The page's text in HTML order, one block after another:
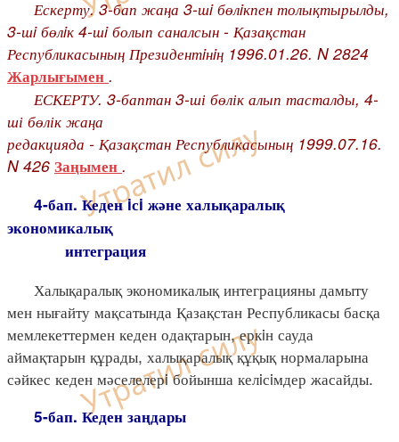
Ескерту. 3-бап жаңа 3-шi бөлiкпен толықтырылды,
3-шi бөлiк 4-шi болып саналсын - Қазақстан
Республикасының Президентiнiң 1996.01.26. N 2824
Жарлығымен .
ЕСКЕРТУ. 3-баптан 3-ші бөлік алып тасталды, 4-
ші бөлік жаңа
редакцияда - Қазақстан Республикасының 1999.07.16.
N 426 Заңымен .
4-бап. Кеден iсi және халықаралық
экономикалық
интеграция
Халықаралық экономикалық интеграцияны дамыту
мен нығайту мақсатында Қазақстан Республикасы басқа
мемлекеттермен кеден одақтарын, еркiн сауда
аймақтарын құрады, халықаралық құқық нормаларына
сәйкес кеден мәселелерi бойынша келiсiмдер жасайды.
5-бап. Кеден заңдары